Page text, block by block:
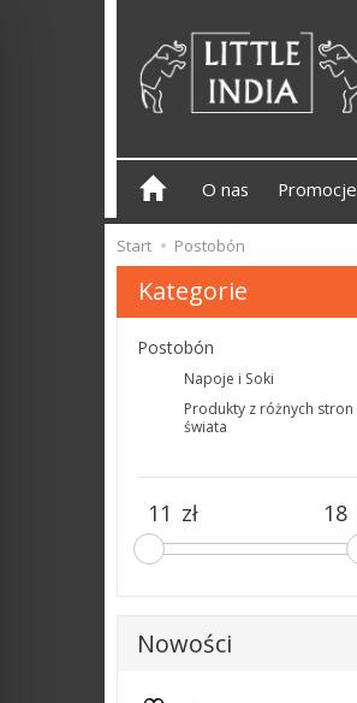
O nas Promocje
Start Postobón
Kategorie
Postobón
Napoje i Soki
Produkty z różnych stron
świata
zł
Nowości